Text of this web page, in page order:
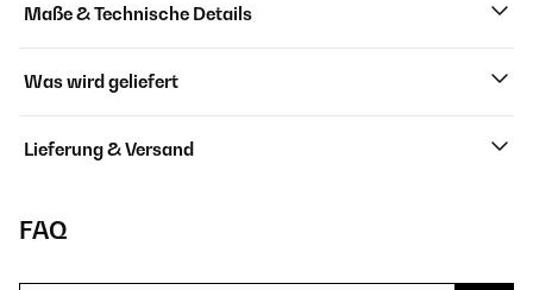
Maße & Technische Details
Was wird geliefert
Lieferung & Versand
FAQ